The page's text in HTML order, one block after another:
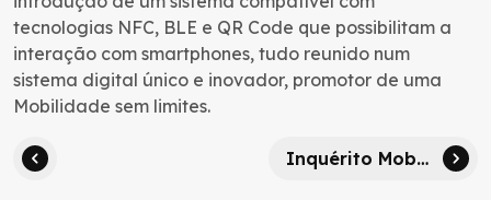
tecnologias NFC, BLE e QR Code que possibilitam a
interação com smartphones, tudo reunido num
sistema digital único e inovador, promotor de uma
Mobilidade sem limites.
Inquérito Mobilidade Pessoas com Deficiência